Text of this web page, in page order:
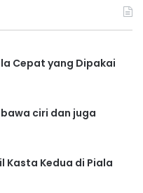
Cepat yang Dipakai
ciri dan juga
Kasta Kedua di Piala